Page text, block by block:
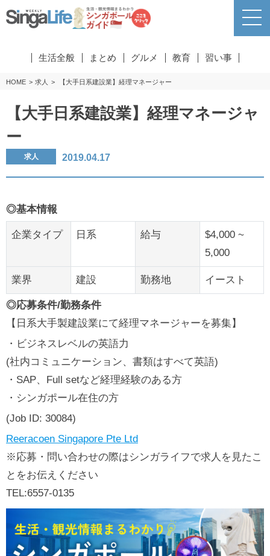
生活全般 まとめ グルメ 教育 習い事
HOME 求人 【大手日系建設業】経理マネージャー
【大手日系建設業】経理マネージャ
ー
求人 2019.04.17
◎基本情報
企業タイプ 日系 給与
$4,000 ~
5,000
業界 建設 勤務地 イースト
◎応募条件/勤務条件
【日系大手製建設業にて経理マネージャーを募集】
・ビジネスレベルの英語力
(社内コミュニケーション、書類はすべて英語)
・SAP、Full setなど経理経験のある方
・シンガポール在住の方
(Job ID: 30084)
Reeracoen Singapore Pte Ltd
※応募・問い合わせの際はシンガライフで求人を見たこ
とをお伝えください
TEL:6557-0135